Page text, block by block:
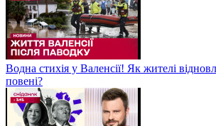
Водна стихія у Валенсії! Як жителі
повені?